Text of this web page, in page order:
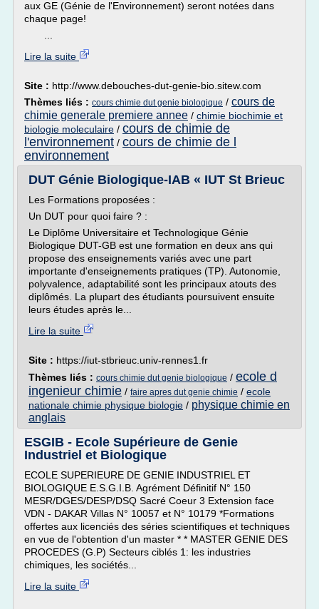
aux GE (Génie de l'Environnement) seront notées dans
chaque page!
Lire la suite
Site : http://www.debouches-dut-genie-bio.sitew.com
Thèmes liés : cours chimie dut genie biologique / cours de
chimie generale premiere annee / chimie biochimie et
biologie moleculaire / cours de chimie de
l'environnement / cours de chimie de l
environnement
DUT Génie Biologique-IAB « IUT St Brieuc
Les Formations proposées :
Un DUT pour quoi faire ? :
Le Diplôme Universitaire et Technologique Génie
Biologique DUT-GB est une formation en deux ans qui
propose des enseignements variés avec une part
importante d'enseignements pratiques (TP). Autonomie,
polyvalence, adaptabilité sont les principaux atouts des
diplômés. La plupart des étudiants poursuivent ensuite
leurs études après le...
Lire la suite
Site : https://iut-stbrieuc.univ-rennes1.fr
Thèmes liés : cours chimie dut genie biologique / ecole d
ingenieur chimie / faire apres dut genie chimie / ecole
nationale chimie physique biologie / physique chimie en
anglais
ESGIB - Ecole Supérieure de Genie
Industriel et Biologique
ECOLE SUPERIEURE DE GENIE INDUSTRIEL ET
BIOLOGIQUE E.S.G.I.B. Agrément Définitif N° 150
MESR/DGES/DESP/DSQ Sacré Coeur 3 Extension face
VDN - DAKAR Villas N° 10057 et N° 10179 *Formations
offertes aux licenciés des séries scientifiques et techniques
en vue de l'obtention d'un master * * MASTER GENIE DES
PROCEDES (G.P) Secteurs ciblés 1: les industries
chimiques, les sociétés...
Lire la suite